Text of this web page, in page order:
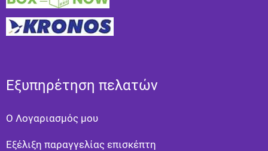
Εξυπηρέτηση πελατών
Ο Λογαριασμός μου
Εξέλιξη παραγγελίας επισκέπτη